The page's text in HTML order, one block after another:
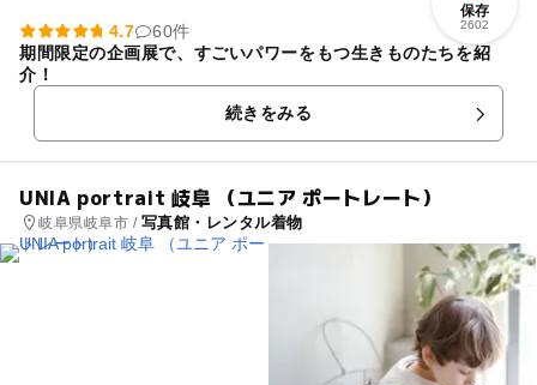
保存
2602
4.7
60件
期間限定の企画展で、すごいパワーをもつ生きものたちを紹
介！
続きをみる
UNIA portrait 岐阜 （ユニア ポートレート）
岐阜県岐阜市 / 写真館・レンタル着物